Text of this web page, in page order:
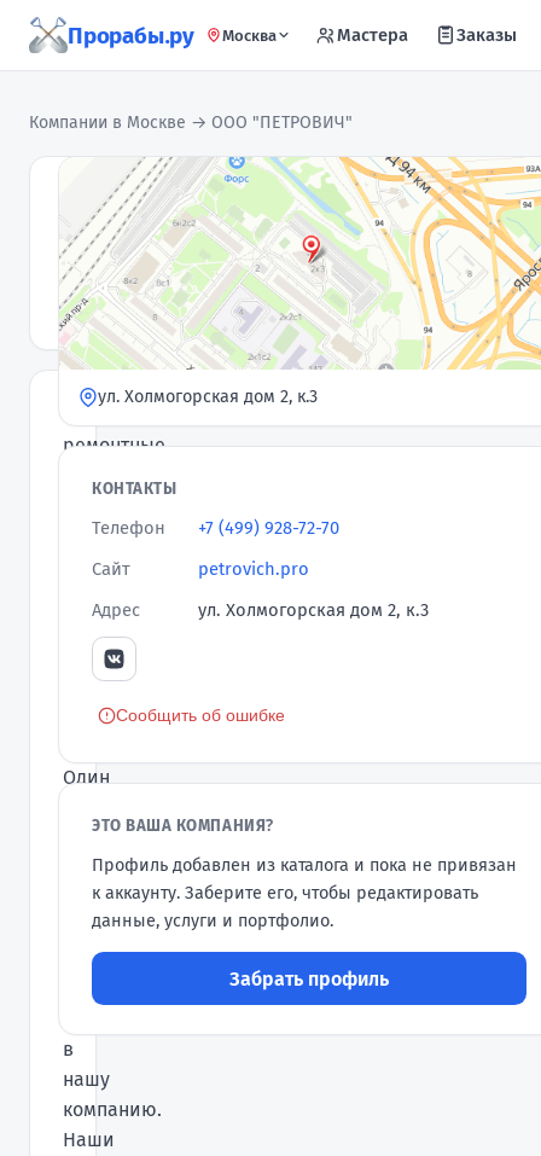
Прорабы.ру Москва Мастера Заказы
Компании в Москве → ООО "ПЕТРОВИЧ"
ООО
"ПЕТРОВИЧ"
Компания
★5,0· 6 отзывов
ремонтные
Москве.
Выгодные
короткие
сроки
выполнения,
гарантия.
Один
самых
удобных
способов
обновить
квартиру
в
нашу
компанию.
Наши
ул. Холмогорская дом 2, к.3
КОНТАКТЫ
Телефон
+7 (499) 928-72-70
Сайт
petrovich.pro
Адрес
ул. Холмогорская дом 2, к.3
Сообщить об ошибке
ЭТО ВАША КОМПАНИЯ?
Профиль добавлен из каталога и пока не привязан
к аккаунту. Заберите его, чтобы редактировать
данные, услуги и портфолио.
Забрать профиль